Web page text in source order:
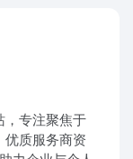
，专注聚焦于
优质服务商资